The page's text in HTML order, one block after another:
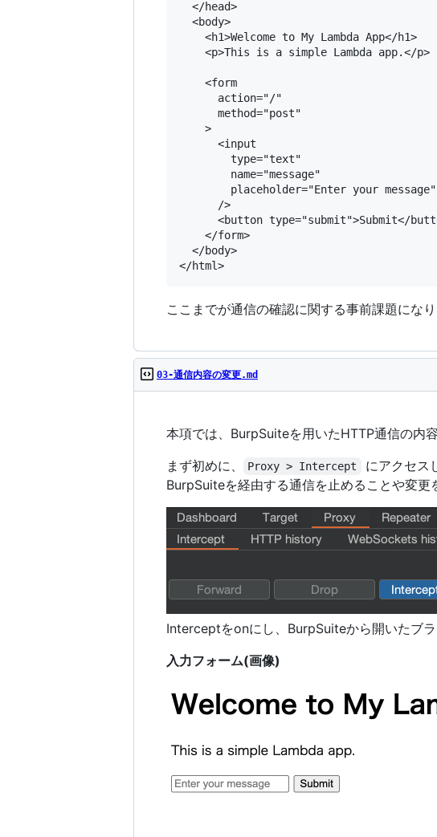
  </head>
  <body>
    <h1>Welcome to My Lambda App</h1>
    <p>This is a simple Lambda app.</p>
    <form
      action="/"
      method="post"
    >
      <input
        type="text"
        name="message"
        placeholder="Enter your message"
      />
<button type="submit">Submit</
    </form>
  </body>
ここまでが通信の確認に関する事前課題になり
03-通信内容の変更.md
本項では、BurpSuiteを用いたHTTP通信の内
まず初めに、
Proxy > Intercept
にアクセス
BurpSuiteを経由する通信を止めることや変更
Interceptをonにし、BurpSuiteから開いたブ
入力フォーム(画像)